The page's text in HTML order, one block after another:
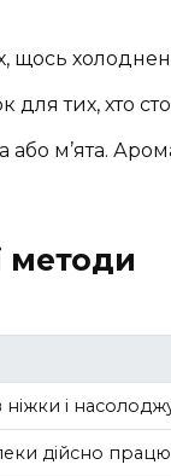
щось
для тих, хто
або м’ята.
методи
і
дійсно